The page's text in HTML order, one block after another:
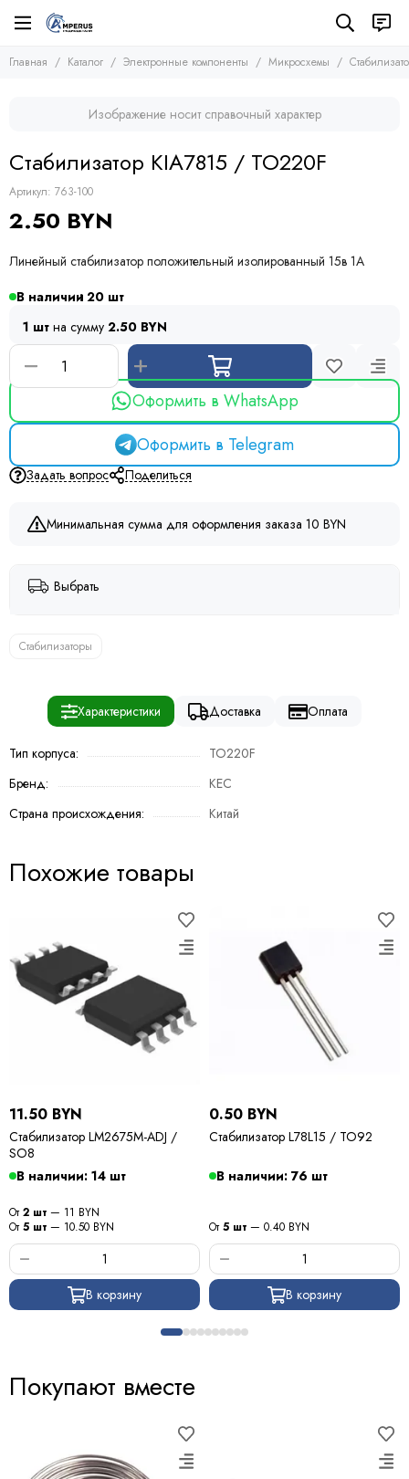
Электронные компоненты
Микросхемы
Микроконтроллеры
Другие микросхемы
Стабилизаторы
Транзисторы
Тиристоры и симисторы
Модули
Резисторы
Предохранители
Кварцевые резонаторы
Дроссели
Устройства защиты
Главная Каталог Электронные компоненты Микросхемы
Изображение носит справочный характер
Стабилизатор KIA7815 / TO220F
Артикул: 763-100
2.50 BYN
Линейный стабилизатор положительный изолированный 15в 1А
В наличии 20
1 шт на сумму 2.50 BYN
Оформить в WhatsApp
Оформить в Telegram
Задать вопрос Поделиться
Минимальная сумма для оформления заказа 10 BYN
Выбрать
Стабилизаторы
Характеристики Доставка Оплата
Тип корпуса:
TO220F
Бренд:
KEC
Страна происхождения:
Китай
Похожие товары
11.50 BYN
Стабилизатор LM2675M-ADJ /
SO8
В наличии: 14 шт
От2 шт — 11 BYN
От5 шт — 10.50 BYN
В корзину
0.50 BYN
Стабилизатор L78L15 / TO92
В наличии: 76 шт
От5 шт — 0.40 BYN
В корзину
Покупают вместе